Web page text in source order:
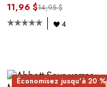
11,96 $14,95 $
4
Économisez jusqu'à 20 %